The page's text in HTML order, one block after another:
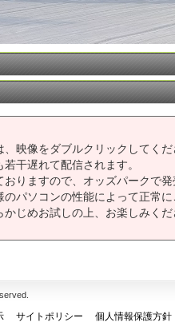
、映像をダブルクリックしてく
干遅れて配信されます。
おりますので、オッズパークで
のパソコンの性能によって正常
じめお試しの上、お楽しみく
サイトポリシー
個人情報保護方針